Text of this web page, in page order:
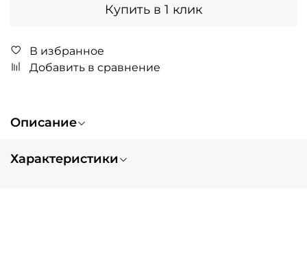
Купить в 1 клик
В избранное
Добавить в сравнение
Описание
Характеристики